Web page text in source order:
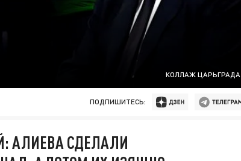
КОЛЛАЖ ЦАРЬГРАДА
ПОДПИШИТЕСЬ:
АЛИЕВА СДЕЛАЛИ